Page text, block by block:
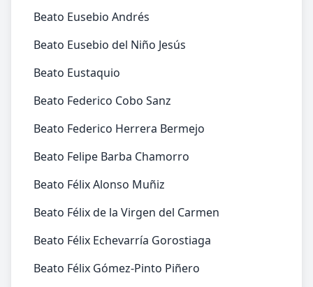
Beato Eusebio Andrés
Beato Eusebio del Niño Jesús
Beato Eustaquio
Beato Federico Cobo Sanz
Beato Federico Herrera Bermejo
Beato Felipe Barba Chamorro
Beato Félix Alonso Muñiz
Beato Félix de la Virgen del Carmen
Beato Félix Echevarría Gorostiaga
Beato Félix Gómez-Pinto Piñero